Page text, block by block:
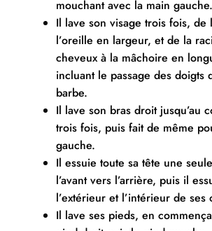
mouchant avec la main gauche.
Il lave son visage trois fois, de
l’oreille en largeur, et de la
cheveux à la mâchoire en
incluant le passage des doigts
barbe.
Il lave son bras droit jusqu’au
trois fois, puis fait de même
gauche.
Il essuie toute sa tête une
l’avant vers l’arrière, puis il
l’extérieur et l’intérieur de ses
Il lave ses pieds, en